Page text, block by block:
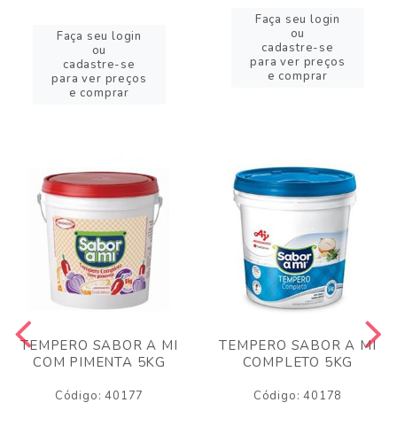
Faça seu login
ou
cadastre-se
para ver preços
e comprar
Faça seu login
ou
cadastre-se
para ver preços
e comprar
TEMPERO SABOR A MI
COM PIMENTA 5KG
Código: 40177
TEMPERO SABOR A MI
COMPLETO 5KG
Código: 40178